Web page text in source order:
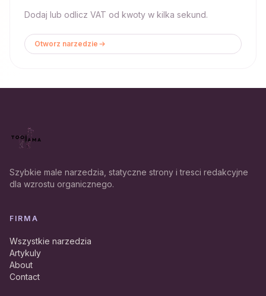
Dodaj lub odlicz VAT od kwoty w kilka sekund.
Otworz narzedzie
Szybkie male narzedzia, statyczne strony i tresci redakcyjne
dla wzrostu organicznego.
FIRMA
Wszystkie narzedzia
Artykuly
About
Contact